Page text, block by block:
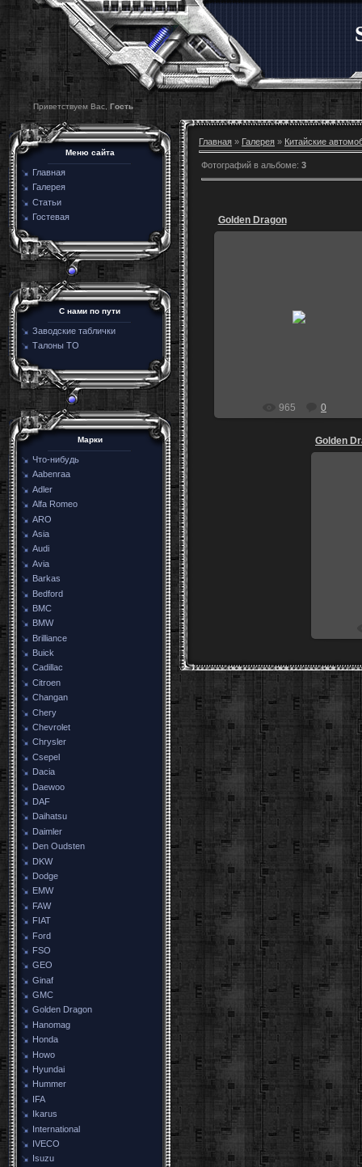
Приветствуем Вас, Гость
Меню сайта
Главная
Галерея
Статьи
Гостевая
С нами по пути
Заводские таблички
Талоны ТО
Марки
Что-нибудь
Aabenraa
Adler
Alfa Romeo
ARO
Asia
Audi
Avia
Barkas
Bedford
BMC
BMW
Brilliance
Buick
Cadillac
Citroen
Changan
Chery
Chevrolet
Chrysler
Csepel
Dacia
Daewoo
DAF
Daihatsu
Daimler
Den Oudsten
DKW
Dodge
EMW
FAW
FIAT
Ford
FSO
GEO
Ginaf
GMC
Golden Dragon
Hanomag
Honda
Howo
Hyundai
Hummer
IFA
Ikarus
International
IVECO
Isuzu
Главная » Галерея » Китайские
Фотографий в альбоме: 3
Golden Dragon
Таиланд
965 0
Golden